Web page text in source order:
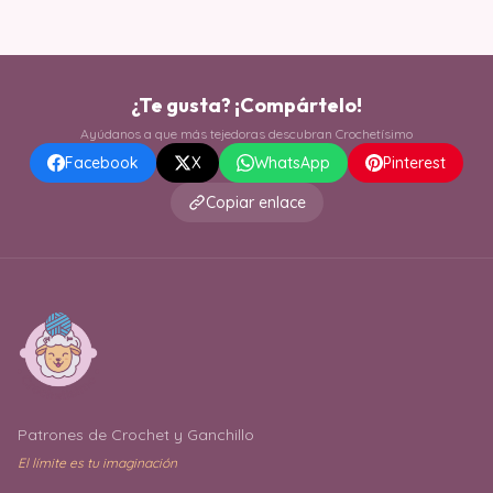
¿Te gusta? ¡Compártelo!
Ayúdanos a que más tejedoras descubran Crochetísimo
Facebook X WhatsApp
Pinterest
Copiar enlace
Patrones de Crochet y Ganchillo
El límite es tu imaginación